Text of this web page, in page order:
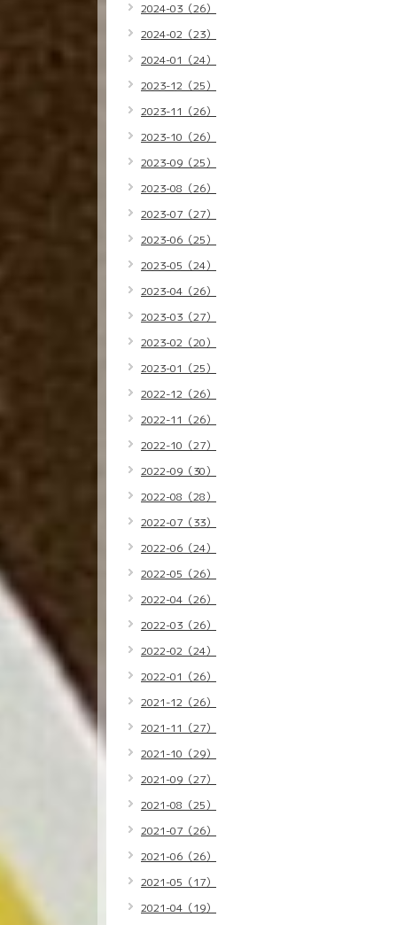
2024-03（26）
2024-02（23）
2024-01（24）
2023-12（25）
2023-11（26）
2023-10（26）
2023-09（25）
2023-08（26）
2023-07（27）
2023-06（25）
2023-05（24）
2023-04（26）
2023-03（27）
2023-02（20）
2023-01（25）
2022-12（26）
2022-11（26）
2022-10（27）
2022-09（30）
2022-08（28）
2022-07（33）
2022-06（24）
2022-05（26）
2022-04（26）
2022-03（26）
2022-02（24）
2022-01（26）
2021-12（26）
2021-11（27）
2021-10（29）
2021-09（27）
2021-08（25）
2021-07（26）
2021-06（26）
2021-05（17）
2021-04（19）